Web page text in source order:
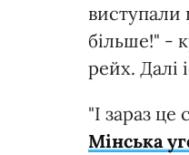
виступали
більше!" -
рейх. Далі
"І зараз
Мінська